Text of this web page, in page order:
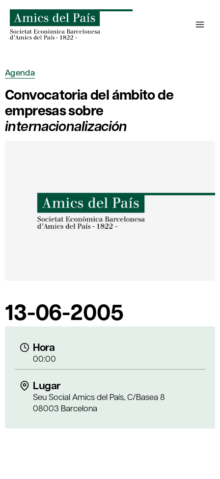
contenido
Agenda
Convocatoria del ámbito de
empresas sobre
internacionalización
13-06-2005
Hora
00:00
Lugar
Seu Social Amics del País, C/Basea 8
08003 Barcelona